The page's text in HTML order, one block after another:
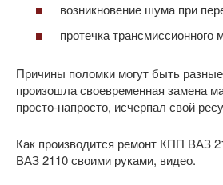
возникновение шума при
протечка трансмиссионного
Причины поломки могут быть
произошла своевременная замена
просто-напросто, исчерпал свой
Как производится ремонт КПП ВАЗ
ВАЗ 2110 своими руками, видео.